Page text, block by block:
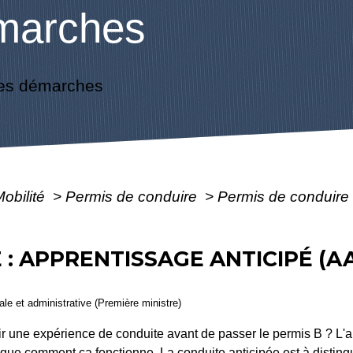
démarches
> Permis de conduire > Permis de
APPRENTISSAGE ANTICIPÉ
et administrative (Première ministre)
une expérience de conduite avant de passer le permis B ?